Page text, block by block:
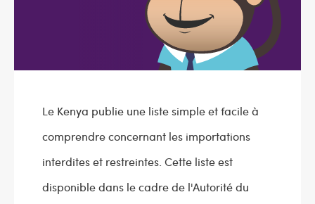
Le Kenya publie une liste simple et facile à
comprendre concernant les importations
interdites et restreintes. Cette liste est
disponible dans le cadre de l'Autorité du